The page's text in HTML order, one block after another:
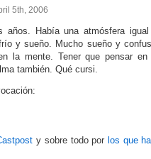
5th, 2006
años. Había una atmósfera
y sueño. Mucho sueño y
la mente. Tener que pensar en
también. Qué cursi.
y sobre todo por los que